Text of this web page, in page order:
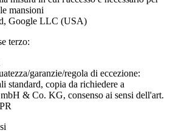
mansioni
Google LLC (USA)
terzo:
garanzie/regola di eccezione:
standard, copia da richiedere a
& Co. KG, consenso ai sensi dell'art.